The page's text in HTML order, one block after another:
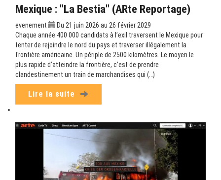
Mexique : "La Bestia" (ARte Reportage)
evenement
Du 21 juin 2026 au 26 février 2029
Chaque année 400 000 candidats à l’exil traversent le Mexique pour
tenter de rejoindre le nord du pays et traverser illégalement la
frontière américaine. Un périple de 2500 kilomètres. Le moyen le
plus rapide d’atteindre la frontière, c’est de prendre
clandestinement un train de marchandises qui (…)
Lire la suite